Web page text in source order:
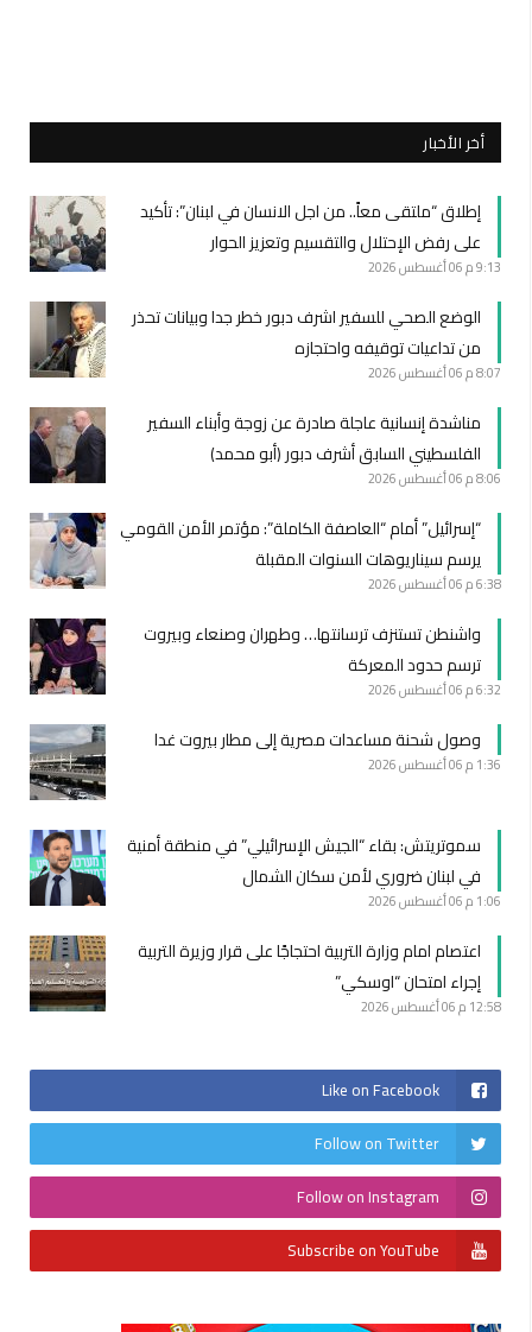
أخر الأخبار
إطلاق “ملتقى معاً.. من اجل الانسان في لبنان”: تأكيد
على رفض الإحتلال والتقسيم وتعزيز الحوار
9:13 م 06 أغسطس 2026
الوضع الصحي للسفير اشرف دبور خطر جدا وبيانات تحذر
من تداعيات توقيفه واحتجازه
8:07 م 06 أغسطس 2026
مناشدة إنسانية عاجلة صادرة عن زوجة وأبناء السفير
الفلسطيني السابق أشرف دبور (أبو محمد)
8:06 م 06 أغسطس 2026
“إسرائيل” أمام “العاصفة الكاملة”: مؤتمر الأمن القومي
يرسم سيناريوهات السنوات المقبلة
6:38 م 06 أغسطس 2026
واشنطن تستنزف ترسانتها… وطهران وصنعاء وبيروت
ترسم حدود المعركة
6:32 م 06 أغسطس 2026
وصول شحنة مساعدات مصرية إلى مطار بيروت غدا
1:36 م 06 أغسطس 2026
سموتريتش: بقاء “الجيش الإسرائيلي” في منطقة أمنية
في لبنان ضروري لأمن سكان الشمال
1:06 م 06 أغسطس 2026
اعتصام امام وزارة التربية احتجاجًا على قرار وزيرة التربية
إجراء امتحان “اوسكي”
12:58 م 06 أغسطس 2026
Like on Facebook
Follow on Twitter
Follow on Instagram
Subscribe on YouTube